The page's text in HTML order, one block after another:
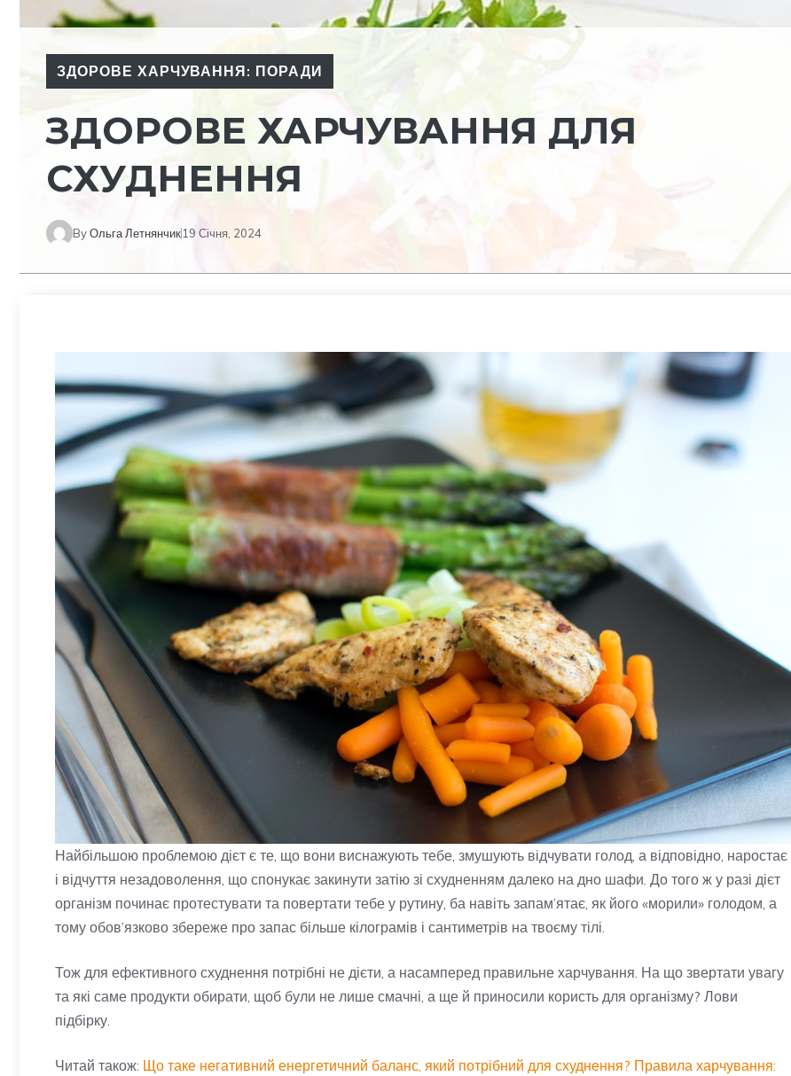
ЗДОРОВЕ ХАРЧУВАННЯ: ПОРАДИ
ЗДОРОВЕ ХАРЧУВАННЯ ДЛЯ
СХУДНЕННЯ
ByОльга Летнянчик19 Січня, 2024
Найбільшою проблемою дієт є те, що вони виснажують тебе, змушують відчувати голод, а відповідно, наростає
і відчуття незадоволення, що спонукає закинути затію зі схудненням далеко на дно шафи. До того ж у разі дієт
організм починає протестувати та повертати тебе у рутину, ба навіть запам’ятає, як його «морили» голодом, а
тому обов’язково збереже про запас більше кілограмів і сантиметрів на твоєму тілі.
Тож для ефективного схуднення потрібні не дієти, а насамперед правильне харчування. На що звертати увагу
та які саме продукти обирати, щоб були не лише смачні, а ще й приносили користь для організму? Лови
підбірку.
Читай також: Що таке негативний енергетичний баланс, який потрібний для схуднення? Правила харчування: